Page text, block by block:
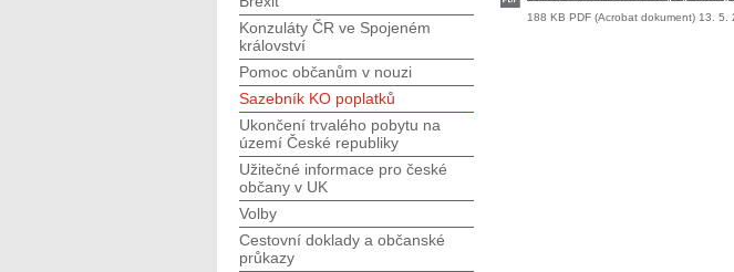
188 KB PDF (Acrobat dokument) 13. 5.
Konzuláty ČR ve Spojeném
království
Pomoc občanům v nouzi
Sazebník KO poplatků
Ukončení trvalého pobytu na
území České republiky
Užitečné informace pro české
občany v UK
Volby
Cestovní doklady a občanské
průkazy